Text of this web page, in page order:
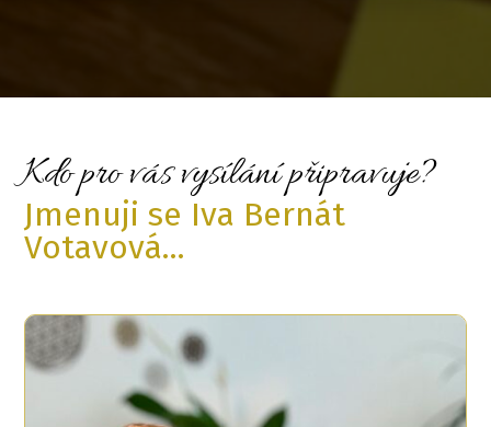
Kdo pro vás vysílání připravuje?
Jmenuji se Iva Bernát
Votavová...